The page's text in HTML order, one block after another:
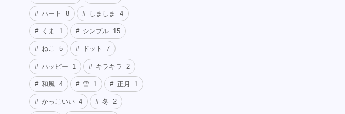
ハート 8 しましま 4
くま 1 シンプル 15
ねこ 5 ドット 7
ハッピー 1 キラキラ 2
和風 4 雪 1 正月 1
かっこいい 4 冬 2